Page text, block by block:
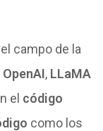
campo de la
OpenAI, LLaMA
el código
como los